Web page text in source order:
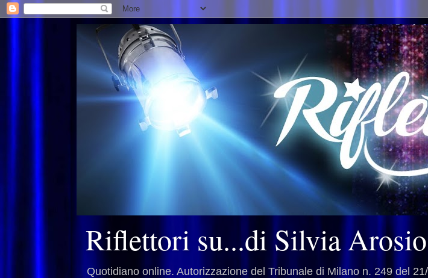
Riflettori su...di Silvia Arosio
Quotidiano online. Autorizzazione del Tribunale di Milano n. 249 del